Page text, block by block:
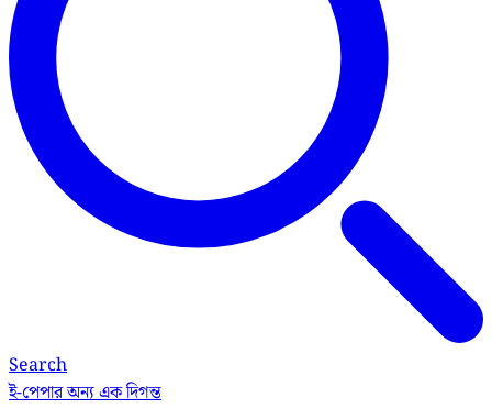
Search
ই-পেপারঅন্য এক দিগন্ত